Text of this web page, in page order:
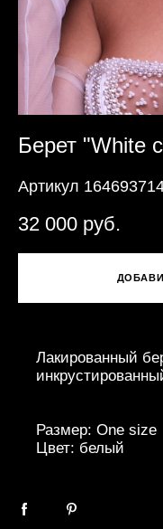
Берет "White
Артикул
32 000 pуб.
Лакированный
Размер: One size
Цвет: белый